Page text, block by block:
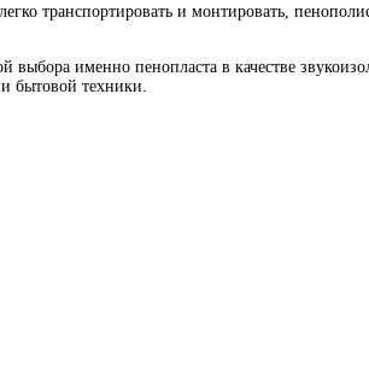
транспортировать и монтировать,
именно пенопласта в качестве
бытовой техники.